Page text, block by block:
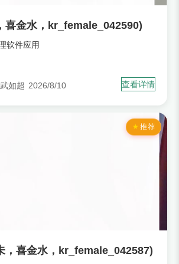
喜金水，kr_female_042590)
软件应用
如超 2026/8/10 查看详情
推荐
，喜金水，kr_female_042587)